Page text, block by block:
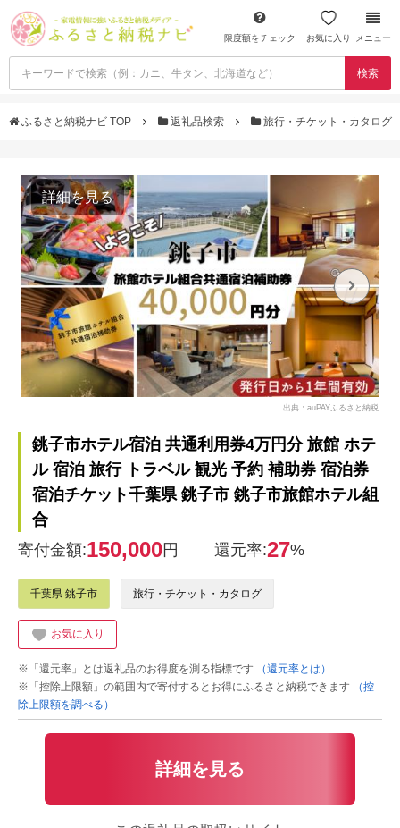
限度額をチェック お気に入り メニュー
検索
ふるさと納税ナビ TOP 返礼品検索 旅行・チケット・カタログ
詳細を見る
出典：auPAYふるさと納税
銚子市ホテル宿泊 共通利用券4万円分 旅館 ホテ
ル 宿泊 旅行 トラベル 観光 予約 補助券 宿泊券
宿泊チケット千葉県 銚子市 銚子市旅館ホテル組
合
寄付金額:150,000円 還元率:27%
千葉県 銚子市 旅行・チケット・カタログ
お気に入り
※「還元率」とは返礼品のお得度を測る指標です
（還元率とは）
※「控除上限額」の範囲内で寄付するとお得にふるさと納税できます
（控
除上限額を調べる）
詳細を見る